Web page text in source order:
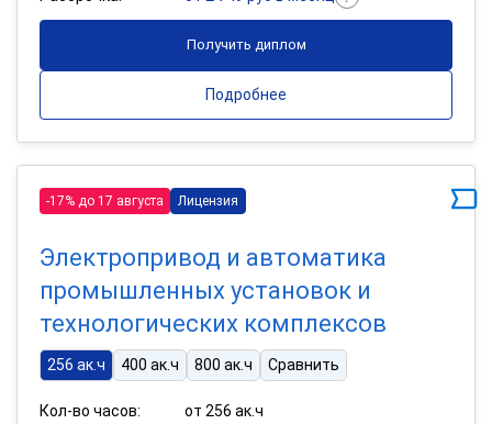
Получить диплом
Подробнее
-17% до 17 августа Лицензия
Электропривод и автоматика
промышленных установок и
технологических комплексов
256 ак.ч 400 ак.ч 800 ак.ч Сравнить
Кол-во часов:
от 256 ак.ч